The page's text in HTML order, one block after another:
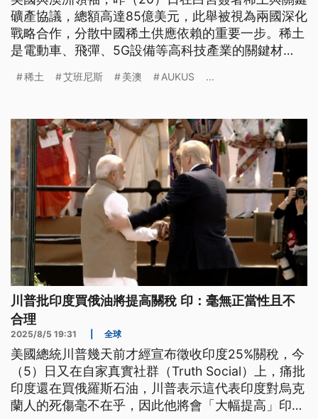
礦產協議，總額高達85億美元，此舉被視為兩國深化
戰略合作，分散中國稀土供應依賴的重要一步。稀土
是電動車、飛彈、5G設備等高科技產業的關鍵材
緊張。
稀土 艾班尼斯 美澳 AUKUS ...
川普批印度買俄油將提高關稅 印：毫無正當性且不
合理
2025/8/5 19:31 全球
美國總統川普幾天前才經宣布徵收印度25%關稅，今
（5）日又在自家真實社群（Truth Social）上，痛批
印度還在買俄羅斯石油，川普表示這代表印度對烏克
蘭人的死傷毫不在乎，因此他將會「大幅提高」印度